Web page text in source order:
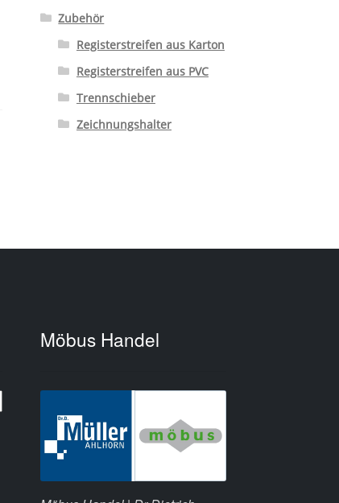
Zubehör
Registerstreifen aus Karton
Registerstreifen aus PVC
Trennschieber
Zeichnungshalter
Möbus Handel